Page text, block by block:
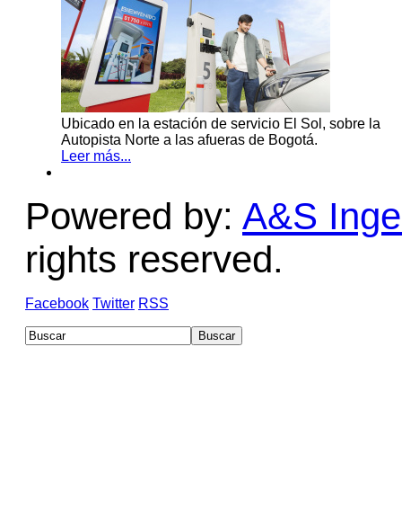
Ubicado en la estación de servicio El Sol, sobre la
Autopista Norte a las afueras de Bogotá.
Leer más...
Powered by: A&S
rights reserved.
Facebook Twitter RSS